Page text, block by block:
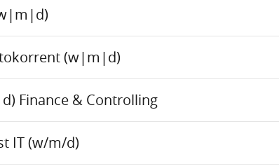
(w|m|d)
Finance & Controlling
IT (w/m/d)